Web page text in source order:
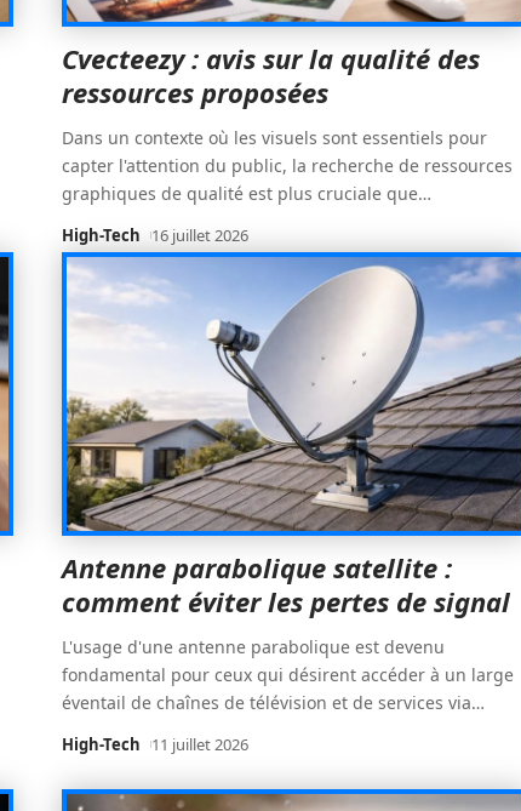
Cvecteezy : avis sur la qualité des
ressources proposées
Dans un contexte où les visuels sont essentiels pour
capter l'attention du public, la recherche de ressources
graphiques de qualité est plus cruciale que…
High-Tech 16 juillet 2026
Antenne parabolique satellite :
comment éviter les pertes de signal
L'usage d'une antenne parabolique est devenu
fondamental pour ceux qui désirent accéder à un large
éventail de chaînes de télévision et de services via…
High-Tech 11 juillet 2026